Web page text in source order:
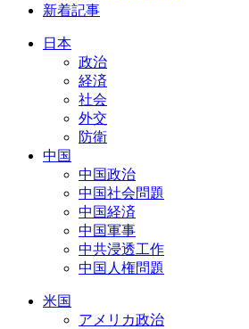
新着記事
日本
政治
経済
社会
外交
防衛
中国
中国政治
中国社会問題
中国経済
中国軍事
中共浸透工作
中国人権問題
米国
アメリカ政治